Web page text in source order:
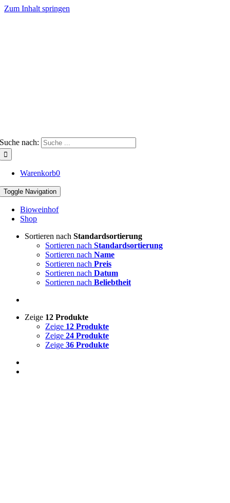
Zum Inhalt springen
Suche nach:
Warenkorb0
Toggle Navigation
Bioweinhof
Shop
Sortieren nach Standardsortierung
Sortieren nach Standardsortierung
Sortieren nach Name
Sortieren nach Preis
Sortieren nach Datum
Sortieren nach Beliebtheit
Zeige 12 Produkte
Zeige 12 Produkte
Zeige 24 Produkte
Zeige 36 Produkte